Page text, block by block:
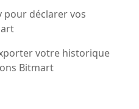
pour déclarer vos
votre historique
Bitmart